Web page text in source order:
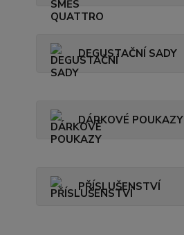
DEGUSTAČNÍ SADY
DÁRKOVÉ POUKAZY
PŘÍSLUŠENSTVÍ